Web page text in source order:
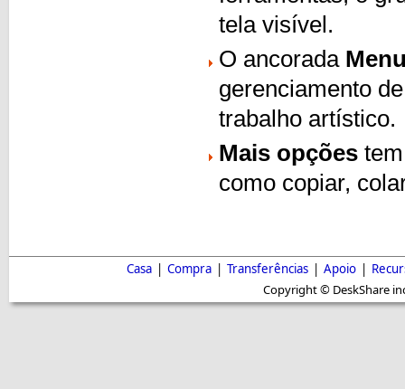
tela visível.
O ancorada
gerenciamento
trabalho artístico.
Mais opções
como copiar,
Casa | Compra | Transferências | Apoio |
Copyright © DeskShare